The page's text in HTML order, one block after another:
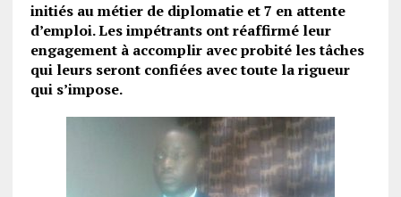
initiés au métier de diplomatie et 7 en attente
d’emploi. Les impétrants ont réaffirmé leur
engagement à accomplir avec probité les tâches
qui leurs seront confiées avec toute la rigueur
qui s’impose.